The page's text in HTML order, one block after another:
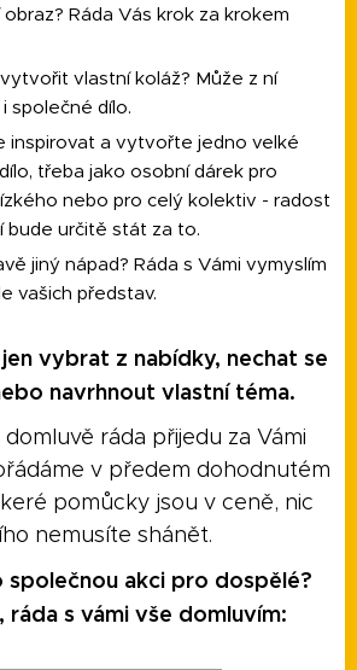
Ráda Vás krok za krokem
vlastní koláž? Může z ní
společné dílo.
inspirovat a vytvořte jedno velké
třeba jako osobní dárek pro
nebo pro celý kolektiv - radost
bude určitě stát za to.
jiný nápad? Ráda s Vámi vymyslím
vašich představ.
vybrat z nabídky, nechat se
navrhnout vlastní téma.
ráda přijedu za Vámi
v předem dohodnutém
pomůcky jsou v ceně, nic
nemusíte shánět.
společnou akci pro dospělé?
ráda s vámi vše domluvím: